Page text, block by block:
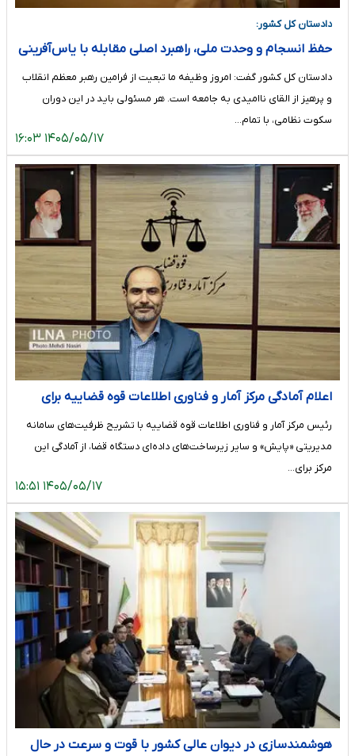
دادستان کل کشور:
حفظ انسجام و وحدت ملی، راهبرد اصلی مقابله با یاس‌آفرینی
دادستان کل کشور گفت: امروز وظیفه ما تبعیت از فرامین رهبر معظم انقلاب
و پرهیز از القای ناامیدی به جامعه است. هر مسئولی باید در این دوران
سکوت نظامی، با تمام…
۱۴۰۵/۰۵/۱۷ ۱۶:۰۳
اعلام آمادگی مرکز آمار و فناوری اطلاعات قوه قضاییه برای
رئیس مرکز آمار و فناوری اطلاعات قوه قضاییه با تشریح ظرفیت‌های سامانه
مدیریتی «پایش» و سایر زیرساخت‌های داده‌ای دستگاه قضا، از آمادگی این
مرکز برای…
۱۴۰۵/۰۵/۱۷ ۱۵:۵۱
هوشمندسازی در دیوان عالی کشور با قوت و سرعت در حال